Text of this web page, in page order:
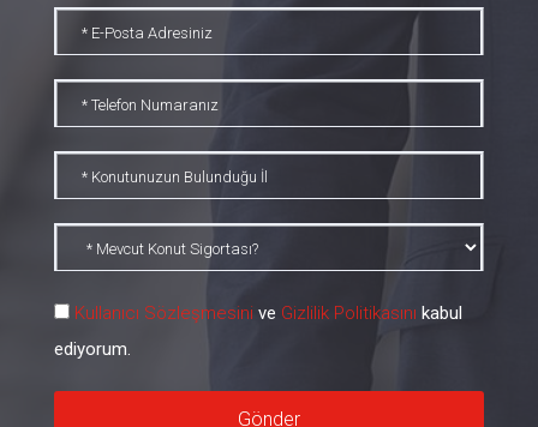
Kullanıcı Sözleşmesini ve Gizlilik Politikasını kabul
ediyorum.
Gönder